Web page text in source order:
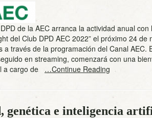
de la AEC arranca la actividad anual
del Club DPD AEC 2022” el próximo 24 de
a través de la programación del Canal AEC.
en streaming, comenzará con una
a cargo de …Continue Reading
genética e inteligencia